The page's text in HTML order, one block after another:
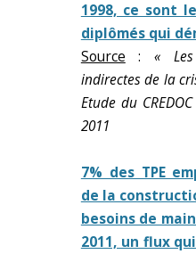
1998, ce sont
diplômés qui
Source :«
indirectes de la
Etude du
2011
7% des TPE
de la
besoins de
2011, un flux